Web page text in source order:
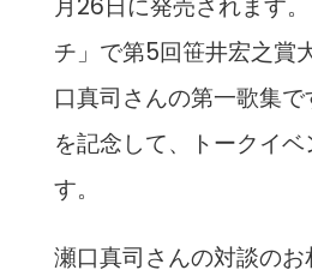
月26日に発売されます
チ」で第5回笹井宏之賞
口真司さんの第一歌集
を記念して、トークイベ
す。
瀬口真司さんの対談のお